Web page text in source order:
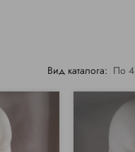
Вид каталога: По 4